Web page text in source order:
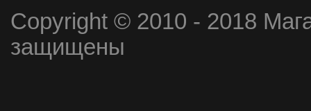
Copyright © 2010 - 2018
защищены